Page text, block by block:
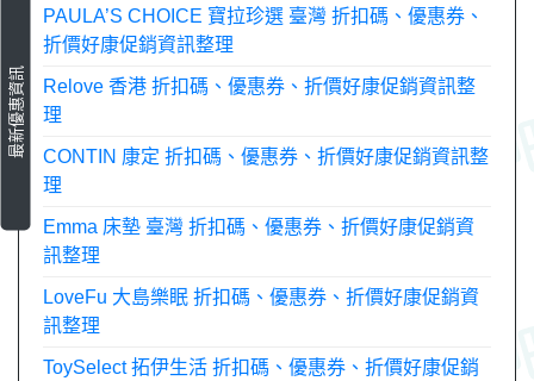
最新優惠資訊
PAULA’S CHOICE 寶拉珍選 臺灣 折扣碼、優惠券、
折價好康促銷資訊整理
Relove 香港 折扣碼、優惠券、折價好康促銷資訊整
理
CONTIN 康定 折扣碼、優惠券、折價好康促銷資訊整
理
Emma 床墊 臺灣 折扣碼、優惠券、折價好康促銷資
訊整理
LoveFu 大島樂眠 折扣碼、優惠券、折價好康促銷資
訊整理
ToySelect 拓伊生活 折扣碼、優惠券、折價好康促銷